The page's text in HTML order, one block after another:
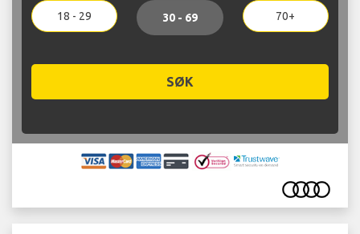
18 - 29 30 - 69 70+
SØK